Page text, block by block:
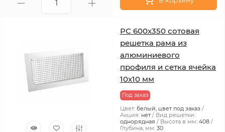
РС 600х350 сотовая
решетка рама из
алюминиевого
профиля и сетка ячейка
10x10 мм
Под заказ
Цвет: белый, цвет под заказ
Акция: нет
Вид решетки:
однорядная
Высота в мм: 408
Глубина, мм: 30